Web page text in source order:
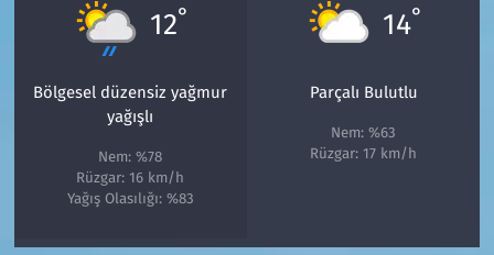
12°
Bölgesel düzensiz yağmur
yağışlı
Nem: %78
Rüzgar: 16 km/h
Yağış Olasılığı: %83
14°
Parçalı Bulutlu
Nem: %63
Rüzgar: 17 km/h